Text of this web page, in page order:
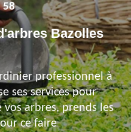
58
Bazolles
professionnel à
ses services pour
arbres, prends les
ce faire